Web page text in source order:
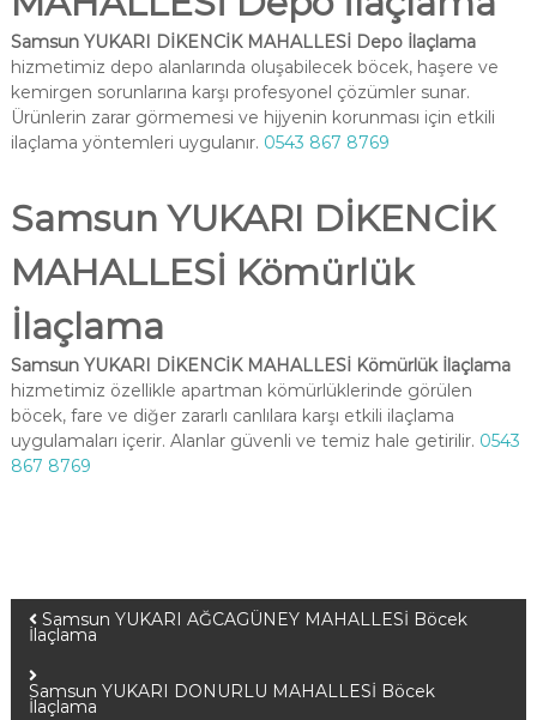
Samsun YUKARI DİKENCİK MAHALLESİ Depo İlaçlama
hizmetimiz depo alanlarında oluşabilecek böcek, haşere ve
kemirgen sorunlarına karşı profesyonel çözümler sunar.
Ürünlerin zarar görmemesi ve hijyenin korunması için etkili
ilaçlama yöntemleri uygulanır. 0543 867 8769
Samsun YUKARI DİKENCİK
MAHALLESİ Kömürlük
İlaçlama
Samsun YUKARI DİKENCİK MAHALLESİ Kömürlük İlaçlama
hizmetimiz özellikle apartman kömürlüklerinde görülen
böcek, fare ve diğer zararlı canlılara karşı etkili ilaçlama
uygulamaları içerir. Alanlar güvenli ve temiz hale getirilir. 0543
867 8769
Samsun YUKARI AĞCAGÜNEY MAHALLESİ Böcek
İlaçlama
Samsun YUKARI DONURLU MAHALLESİ Böcek
İlaçlama